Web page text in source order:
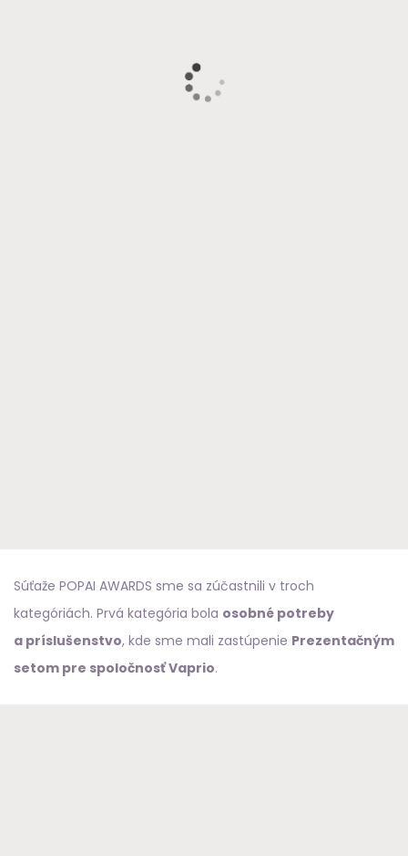
Súťaže POPAI AWARDS sme sa zúčastnili v troch
kategóriách. Prvá kategória bola osobné potreby
a príslušenstvo, kde sme mali zastúpenie Prezentačným
setom pre spoločnosť Vaprio.